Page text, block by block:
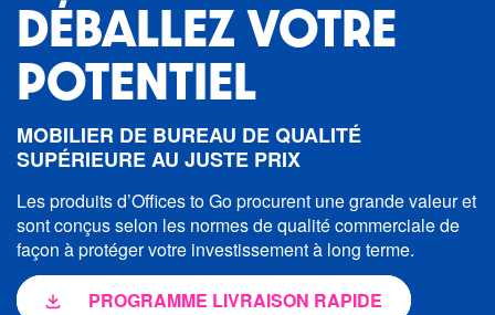
DÉBALLEZ VOTRE
POTENTIEL
MOBILIER DE BUREAU DE QUALITÉ
SUPÉRIEURE AU JUSTE PRIX
Les produits d’Offices to Go procurent une grande valeur et
sont conçus selon les normes de qualité commerciale de
façon à protéger votre investissement à long terme.
PROGRAMME LIVRAISON RAPIDE